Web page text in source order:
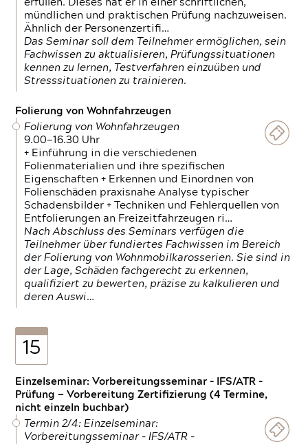
erfüllen. Dieses hat er in einer schriftlichen,
mündlichen und praktischen Prüfung nachzuweisen.
Ähnlich der Personenzertifi…
Das Seminar soll dem Teilnehmer ermöglichen, sein
Fachwissen zu aktualisieren, Prüfungssituationen
kennen zu lernen, Testverfahren einzuüben und
Stresssituationen zu trainieren.
Folierung von Wohnfahrzeugen
Folierung von Wohnfahrzeugen
9.00—16.30 Uhr
+ Einführung in die verschiedenen
Folienmaterialien und ihre spezifischen
Eigenschaften + Erkennen und Einordnen von
Folienschäden praxisnahe Analyse typischer
Schadensbilder + Techniken und Fehlerquellen von
Entfolierungen an Freizeitfahrzeugen ri…
Nach Abschluss des Seminars verfügen die
Teilnehmer über fundiertes Fachwissen im Bereich
der Folierung von Wohnmobilkarosserien. Sie sind in
der Lage, Schäden fachgerecht zu erkennen,
qualifiziert zu bewerten, präzise zu kalkulieren und
deren Auswi…
15
Einzelseminar: Vorbereitungsseminar - IFS/ATR -
Prüfung — Vorbereitung Zertifizierung (4 Termine,
nicht einzeln buchbar)
Termin 2/4: Einzelseminar:
Vorbereitungsseminar - IFS/ATR -